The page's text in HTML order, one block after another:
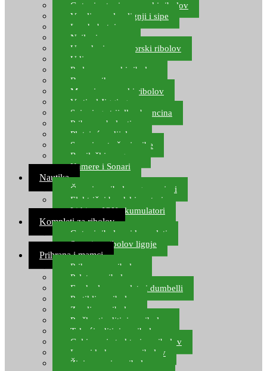
Gotovi setovi za morski ribolov
Varalice za lov lignji i sipe
Lov hobotnice
Najloni za more
Upredenice za morski ribolov
Udice za more
Perle za morski ribolov
Brum prihrana za more
Mamci za morski ribolov
Vertical Jigging
Spinning strijelke, brancina
Pribor za bolentino
Plutajuća odijela
Sonari za traženje ribe
Ronilački program
Kamere i Sonari
Nautika
Čamci za ribolov, gumenjaci
Električni brodski motori
Lithium ION akumulatori
Kompleti za ribolov
Gotovi ribolovni kompleti
Setovi za ribolov lignje
Prihrana i mamci
Prihrana za ribolov
Pelete za ribolov
Feeder lovne pelete i dumbelli
Partikli za ribolov
Zemlja za ribolov
Praškasti aditivi za ribolov
Tekući aditivi za ribolov
Gel i sprej atraktori za ribolov
Lovni kukuruz za ribolov
Živi mamci za ribolov